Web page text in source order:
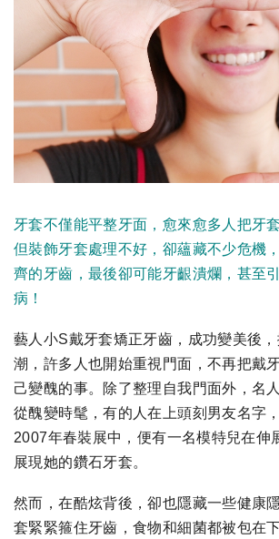
牙套不僅能平整牙面，愈來愈多人把牙
但裝飾牙套處理不好，卻蘊藏不少危機
齊的牙齒，最後卻可能牙齦潰爛，甚至
病！
藝人小S戴牙套矯正牙齒，成功變美後
潮，許多人也開始重視門面，不再把戴
己變醜的事。除了整理自我門面外，名
從醜變時髦，有的人在上頭刻男友名字
2007年春裝展中，便有一名模特兒在伸
展現她的鑽石牙套。
然而，在酷炫背後，卻也隱藏一些健康
套緊緊箍住牙齒，食物和細菌都被包在